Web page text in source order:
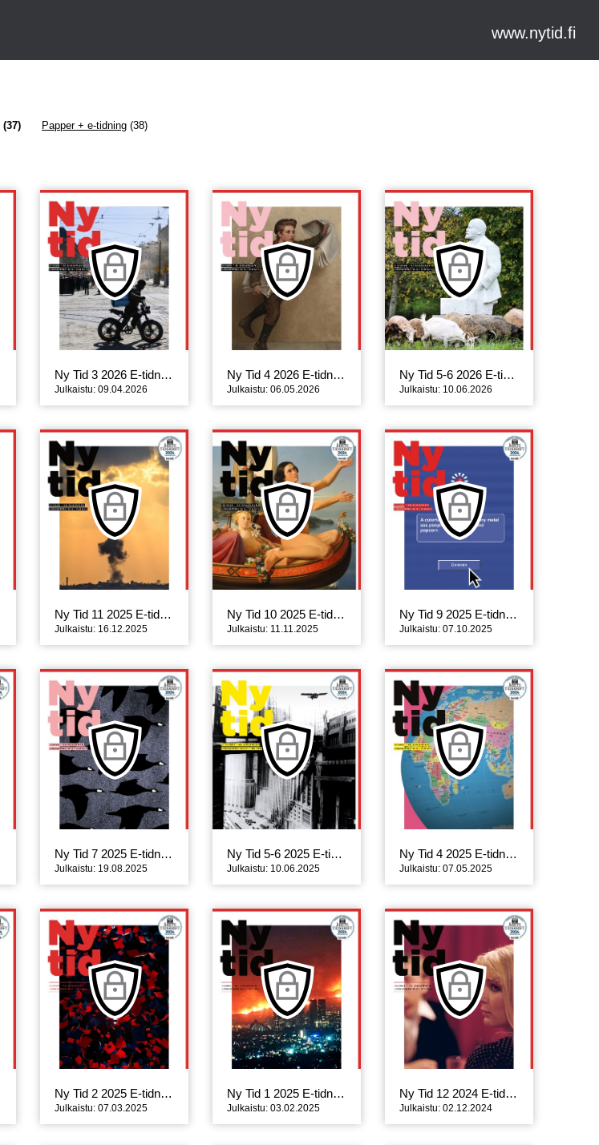
www.nytid.fi
(37) Papper + e-tidning (38)
Ny Tid 3 2026 E-tidning
Julkaistu: 09.04.2026
Ny Tid 4 2026 E-tidning
Julkaistu: 06.05.2026
Ny Tid 5-6 2026 E-tidning
Julkaistu: 10.06.2026
Ny Tid 11 2025 E-tidning
Julkaistu: 16.12.2025
Ny Tid 10 2025 E-tidning
Julkaistu: 11.11.2025
Ny Tid 9 2025 E-tidning
Julkaistu: 07.10.2025
Ny Tid 7 2025 E-tidning
Julkaistu: 19.08.2025
Ny Tid 5-6 2025 E-tidning
Julkaistu: 10.06.2025
Ny Tid 4 2025 E-tidning
Julkaistu: 07.05.2025
Ny Tid 2 2025 E-tidning
Julkaistu: 07.03.2025
Ny Tid 1 2025 E-tidning
Julkaistu: 03.02.2025
Ny Tid 12 2024 E-tidning
Julkaistu: 02.12.2024